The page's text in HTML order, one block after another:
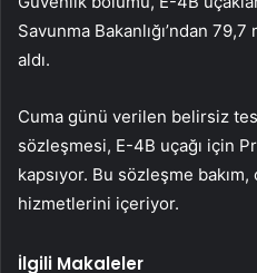
Savunma Bakanlığı’ndan
aldı.
Cuma günü verilen belirsiz
sözleşmesi, E-4B uçağı için
kapsıyor. Bu sözleşme
hizmetlerini içeriyor.
İlgili Makaleler